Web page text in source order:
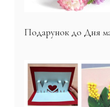
Подарунок до Дня